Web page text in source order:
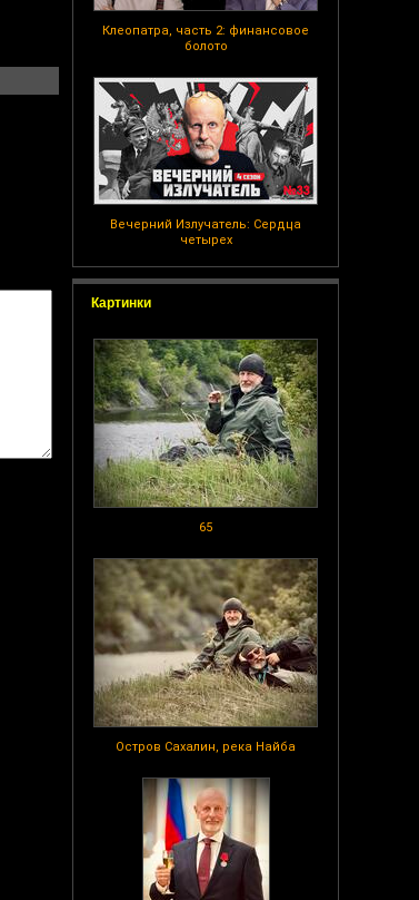
Клеопатра, часть 2: финансовое
болото
Вечерний Излучатель: Сердца
четырех
Картинки
65
Остров Сахалин, река Найба